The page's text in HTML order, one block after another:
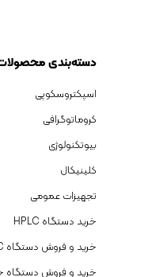
دسته‌بندی
اسپکتروسکوپی
کروماتوگرافی
بیوتکنولوژی
کلینیکال
تجهیزات عمومی
خرید دستگاه HPLC
خرید و فروش دستگاه GC
خرید و فروش دستگاه